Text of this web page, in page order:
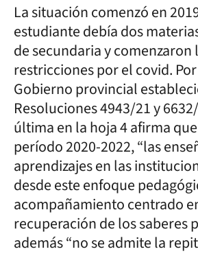
La situación comenzó en
estudiante debía dos
de secundaria y comenzaron
restricciones por el covid.
Gobierno provincial
Resoluciones 4943/21 y
última en la hoja 4 afirma
período 2020-2022, “las
aprendizajes en las
desde este enfoque
acompañamiento centrado
recuperación de los saberes
además “no se admite la